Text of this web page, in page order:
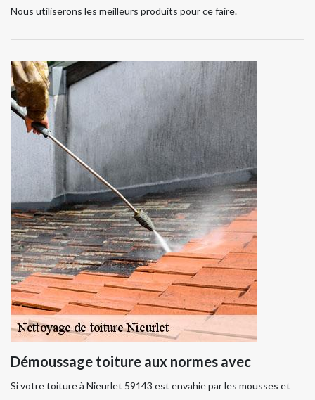
Nous utiliserons les meilleurs produits pour ce faire.
Démoussage toiture aux normes avec
Si votre toiture à Nieurlet 59143 est envahie par les mousses et